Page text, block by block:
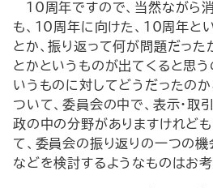
10周年ですので、当然ながら
も、10周年に向けた、10周年と
とか、振り返って何が問題だった
とかというものが出てくると思う
いうものに対してどうだったのか
ついて、委員会の中で、表示・取
政の中の分野がありますけれども
て、委員会の振り返りの一つの機
などを検討するようなものはお考